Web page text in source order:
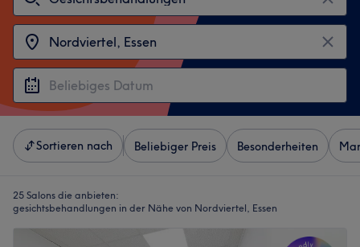
Sortieren nach Beliebiger Preis Besonderheiten
25 Salons die anbieten:
gesichtsbehandlungen in der Nähe von Nordviertel, Essen